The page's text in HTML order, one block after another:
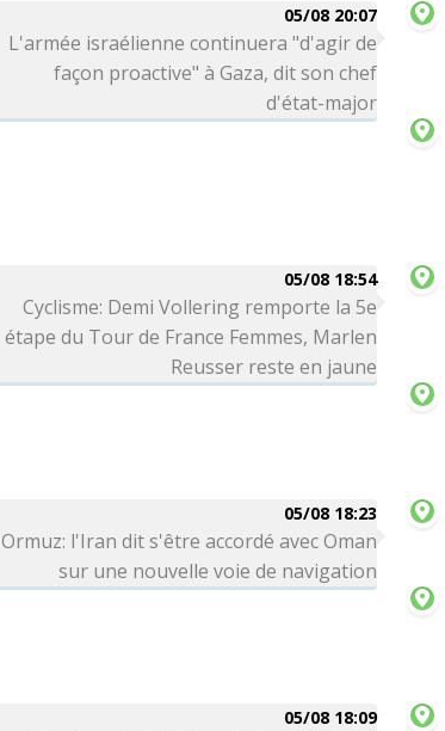
05/08 20:07
L'armée israélienne continuera "d'agir de
façon proactive" à Gaza, dit son chef
d'état-major
05/08 18:54
Cyclisme: Demi Vollering remporte la 5e
étape du Tour de France Femmes, Marlen
Reusser reste en jaune
05/08 18:23
Ormuz: l'Iran dit s'être accordé avec Oman
sur une nouvelle voie de navigation
05/08 18:09